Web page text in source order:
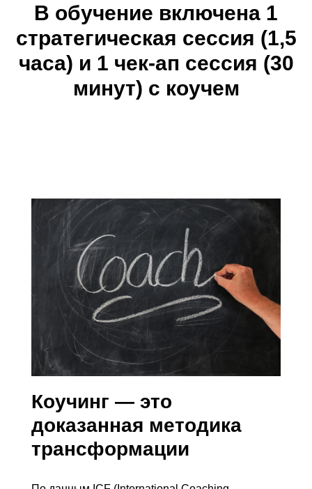
В обучение включена 1
стратегическая сессия (1,5
часа) и 1 чек-ап сессия (30
минут) с коучем
Коучинг — это
доказанная методика
трансформации